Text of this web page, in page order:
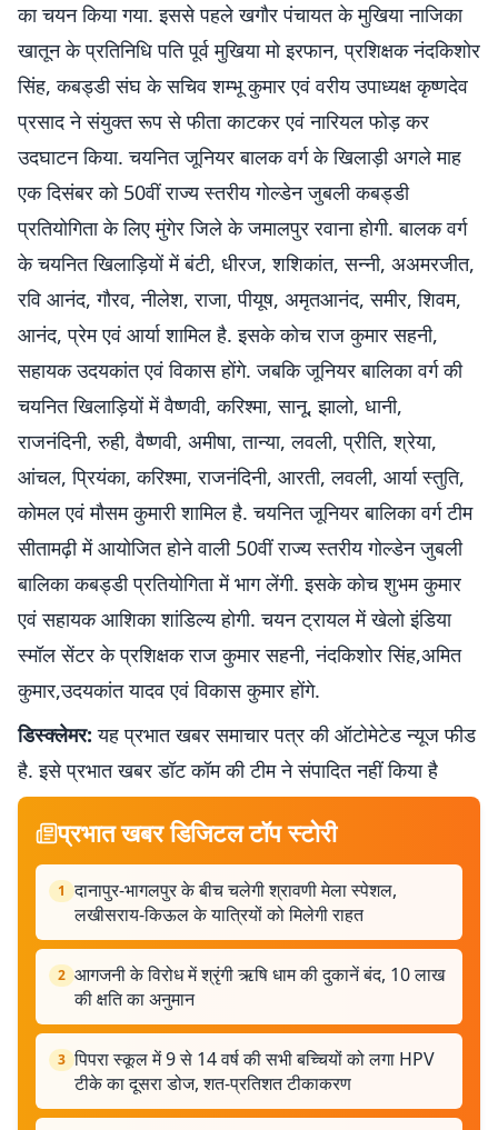
का चयन किया गया. इससे पहले खगौर पंचायत के मुखिया नाजिका
खातून के प्रतिनिधि पति पूर्व मुखिया मो इरफान, प्रशिक्षक नंदकिशोर
सिंह, कबड्डी संघ के सचिव शम्भू कुमार एवं वरीय उपाध्यक्ष कृष्णदेव
प्रसाद ने संयुक्त रूप से फीता काटकर एवं नारियल फोड़ कर
उदघाटन किया. चयनित जूनियर बालक वर्ग के खिलाड़ी अगले माह
एक दिसंबर को 50वीं राज्य स्तरीय गोल्डेन जुबली कबड्डी
प्रतियोगिता के लिए मुंगेर जिले के जमालपुर रवाना होगी. बालक वर्ग
के चयनित खिलाड़ियों में बंटी, धीरज, शशिकांत, सन्नी, अअमरजीत,
रवि आनंद, गौरव, नीलेश, राजा, पीयूष, अमृतआनंद, समीर, शिवम,
आनंद, प्रेम एवं आर्या शामिल है. इसके कोच राज कुमार सहनी,
सहायक उदयकांत एवं विकास होंगे. जबकि जूनियर बालिका वर्ग की
चयनित खिलाड़ियों में वैष्णवी, करिश्मा, सानू, झालो, धानी,
राजनंदिनी, रुही, वैष्णवी, अमीषा, तान्या, लवली, प्रीति, श्रेया,
आंचल, प्रियंका, करिश्मा, राजनंदिनी, आरती, लवली, आर्या स्तुति,
कोमल एवं मौसम कुमारी शामिल है. चयनित जूनियर बालिका वर्ग टीम
सीतामढ़ी में आयोजित होने वाली 50वीं राज्य स्तरीय गोल्डेन जुबली
बालिका कबड्डी प्रतियोगिता में भाग लेंगी. इसके कोच शुभम कुमार
एवं सहायक आशिका शांडिल्य होगी. चयन ट्रायल में खेलो इंडिया
स्मॉल सेंटर के प्रशिक्षक राज कुमार सहनी, नंदकिशोर सिंह,अमित
कुमार,उदयकांत यादव एवं विकास कुमार होंगे.
डिस्क्लेमर: यह प्रभात खबर समाचार पत्र की ऑटोमेटेड न्यूज फीड
है. इसे प्रभात खबर डॉट कॉम की टीम ने संपादित नहीं किया है
प्रभात खबर डिजिटल टॉप स्टोरी
1 दानापुर-भागलपुर के बीच चलेगी श्रावणी मेला स्पेशल,
लखीसराय-किऊल के यात्रियों को मिलेगी राहत
2 आगजनी के विरोध में श्रृंगी ऋषि धाम की दुकानें बंद, 10 लाख
की क्षति का अनुमान
3 पिपरा स्कूल में 9 से 14 वर्ष की सभी बच्चियों को लगा HPV
टीके का दूसरा डोज, शत-प्रतिशत टीकाकरण